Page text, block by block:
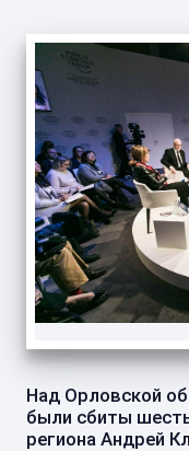
Над Орловской
были сбиты
региона Андрей